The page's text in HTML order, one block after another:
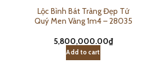
Lộc Bình Bát Tràng Đẹp Tứ
Quý Men Vàng 1m4 – 28035
5,800,000.00₫
Add to cart